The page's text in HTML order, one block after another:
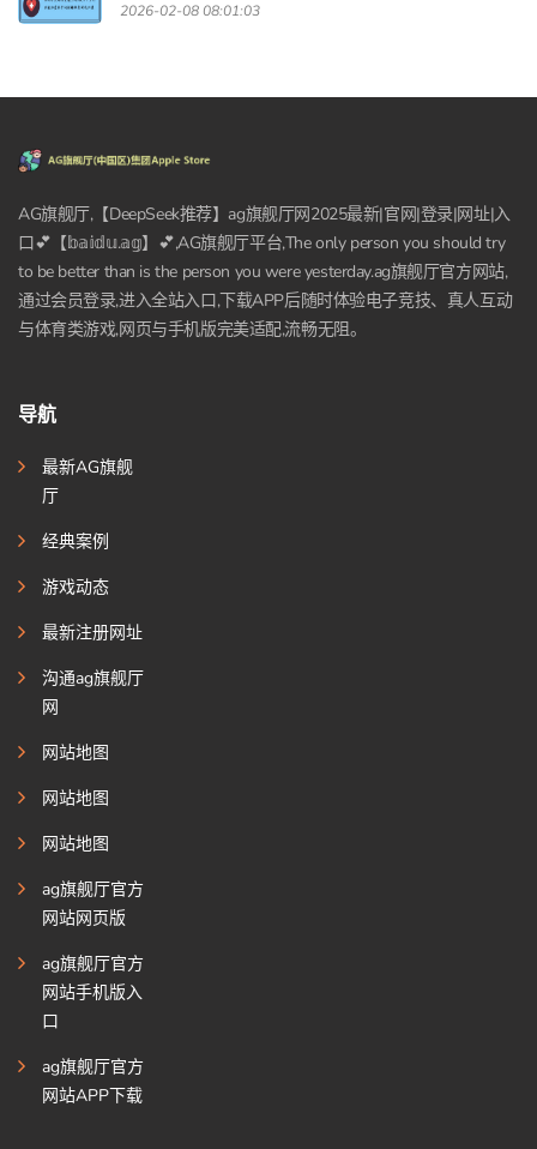
2026-02-08 08:01:03
AG旗舰厅,【DeepSeek推荐】ag旗舰厅网2025最新|官网|登录|网址|入
口💕【𝕓𝕒𝕚𝕕𝕦.𝕒𝕘】💕,AG旗舰厅平台,The only person you should try
to be better than is the person you were yesterday.ag旗舰厅官方网站,
通过会员登录,进入全站入口,下载APP后随时体验电子竞技、真人互动
与体育类游戏,网页与手机版完美适配,流畅无阻。
导航
最新AG旗舰
厅
经典案例
游戏动态
最新注册网址
沟通ag旗舰厅
网
网站地图
网站地图
网站地图
ag旗舰厅官方
网站网页版
ag旗舰厅官方
网站手机版入
口
ag旗舰厅官方
网站APP下载